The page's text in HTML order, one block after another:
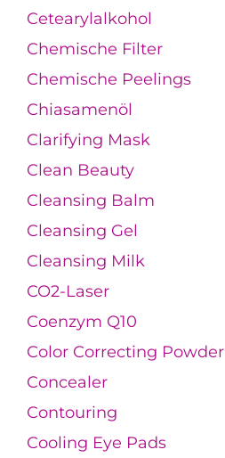
Cetearylalkohol
Chemische Filter
Chemische Peelings
Chiasamenöl
Clarifying Mask
Clean Beauty
Cleansing Balm
Cleansing Gel
Cleansing Milk
CO2-Laser
Coenzym Q10
Color Correcting Powder
Concealer
Contouring
Cooling Eye Pads